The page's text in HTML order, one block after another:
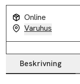
Online
Varuhus
Beskrivning